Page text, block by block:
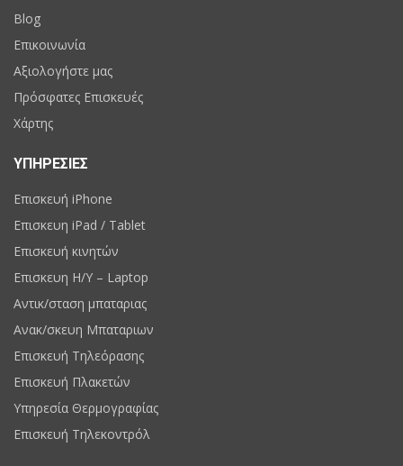
Blog
Επικοινωνία
Αξιολογήστε μας
Πρόσφατες Επισκευές
Χάρτης
ΥΠΗΡΕΣΙΕΣ
Επισκευή iPhone
Επισκευη iPad / Tablet
Επισκευή κινητών
Επισκευη H/Y – Laptop
Αντικ/σταση μπαταριας
Ανακ/σκευη Μπαταριων
Επισκευή Τηλεόρασης
Επισκευή Πλακετών
Υπηρεσία Θερμογραφίας
Επισκευή Τηλεκοντρόλ